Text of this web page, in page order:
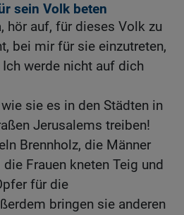
sein Volk beten
hör auf, für dieses Volk zu
bei mir für sie einzutreten,
werde nicht auf dich
sie es in den Städten in
Jerusalems treiben!
Brennholz, die Männer
Frauen kneten Teig und
für die
bringen sie anderen